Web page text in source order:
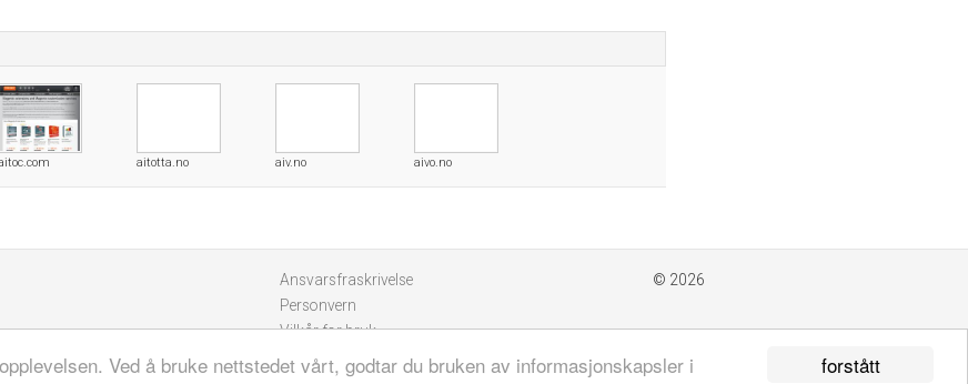
forstått
Ved å bruke nettstedet vårt, godtar du bruken av informasjonskapsler i
aitotta.no aiv.no aivo.no
Ansvarsfraskrivelse
Personvern
Vilkår for bruk
© 2026